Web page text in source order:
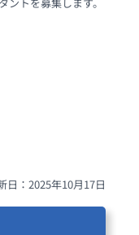
日：2025年10月17日